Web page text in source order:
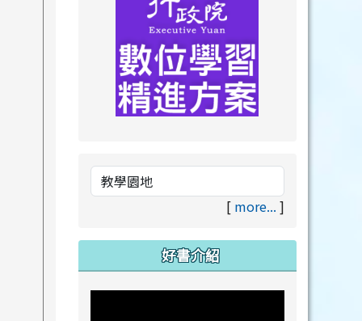
[ more... ]
好書介紹